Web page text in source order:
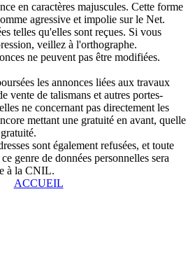
en caractères majuscules. Cette forme
agressive et impolie sur le Net.
telles qu'elles sont reçues. Si vous
veillez à l'orthographe.
ne peuvent pas être modifiées.
les annonces liées aux travaux
vente de talismans et autres portes-
ne concernant pas directement les
mettant une gratuité en avant, quelle
sont également refusées, et toute
genre de données personnelles sera
à la CNIL.
ACCUEIL